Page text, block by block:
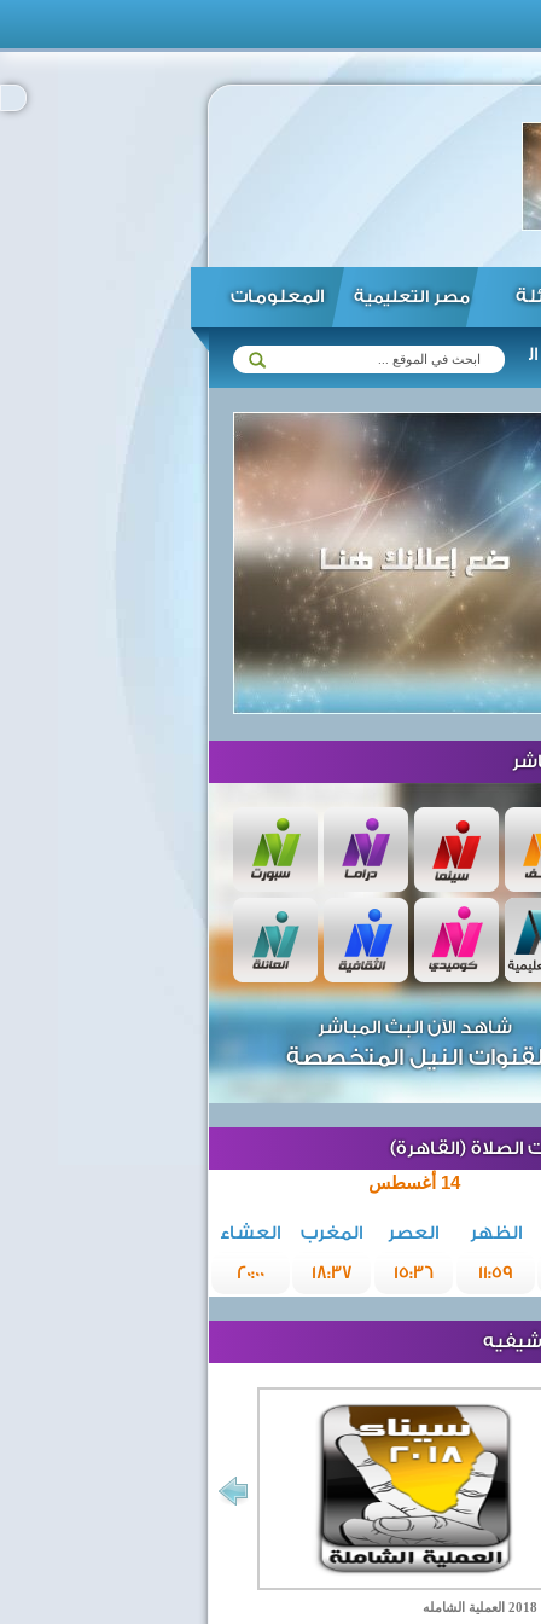
مصر التعليمية المعلومات
بلجيكا تفرض ارتداء الكمامات فى العاصمة مع ارتفاع الإصابات
شاهد الآن البث المباشر
النيل المتخصصة
الصلاة (القاهرة)
14 أغسطس
الظهر العصر المغرب
العشاء
11:59
15:36
18:37
20:00